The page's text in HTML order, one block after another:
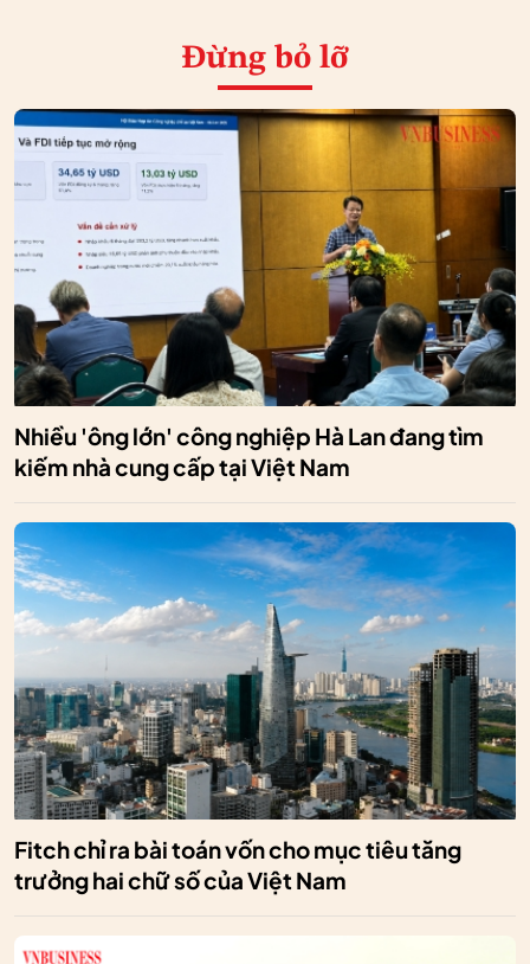
Đừng bỏ lỡ
Nhiều 'ông lớn' công nghiệp Hà Lan đang tìm
kiếm nhà cung cấp tại Việt Nam
Fitch chỉ ra bài toán vốn cho mục tiêu tăng
trưởng hai chữ số của Việt Nam